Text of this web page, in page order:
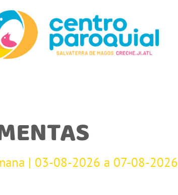
| 03-08-2026 a 07-08-2026